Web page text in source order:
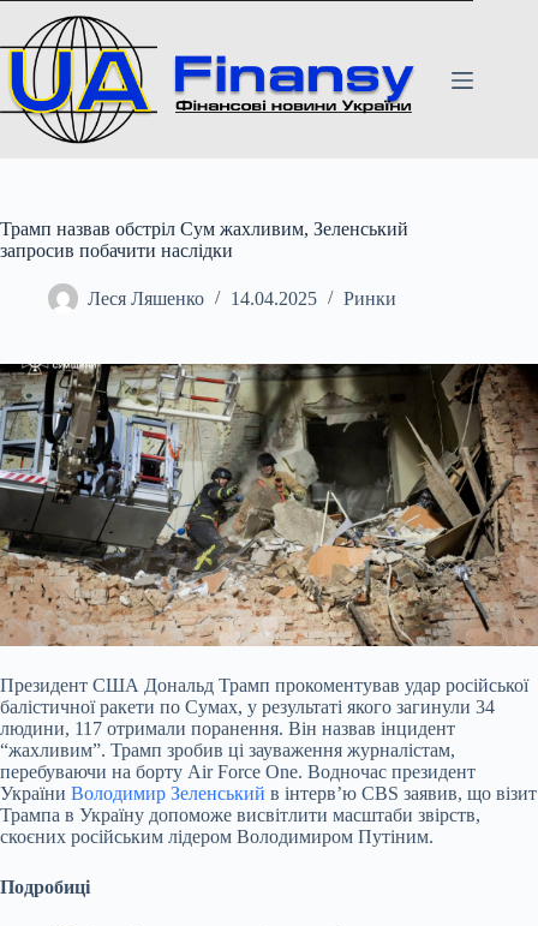
вмісту
Трамп назвав обстріл Сум жахливим, Зеленський
запросив побачити наслідки
Леся Ляшенко 14.04.2025 Ринки
Президент США Дональд Трамп прокоментував удар російської
балістичної ракети по Сумах, у результаті якого загинули 34
людини, 117 отримали поранення. Він назвав інцидент
“жахливим”. Трамп зробив ці зауваження журналістам,
перебуваючи на борту Air Force One. Водночас президент
України Володимир Зеленський в інтерв’ю CBS заявив, що візит
Трампа в Україну допоможе висвітлити масштаби звірств,
скоєних російським лідером Володимиром Путіним.
Подробиці